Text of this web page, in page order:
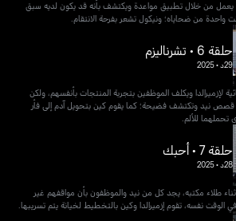
من خلال تطبيق مواعدة ويكتشف بأنه قد يكون لديه سبق
واحدة من ضحاياه؛ ونيكول تشعر بفرحة الانتقام.
حلقة 6 • تشرناليزم
29د •
2025
لإزميرالدا ويكلف الموظفين بتجربة المنتجات بأنفسهم، ولكن
قصص نيد وتكتشف فضيحة؛ كما يقوم كين بتحويل آدم إلى فأر
تحملهما للألم.
حلقة 7 • أحبك
28د •
2025
طلاء مكتبه، يجد كل من نيد والموظفون بأن مواقفهم غير
الوقت نفسه، تقوم إزميرالدا وكين بالتخطيط لخيانة يتم تسريبها.